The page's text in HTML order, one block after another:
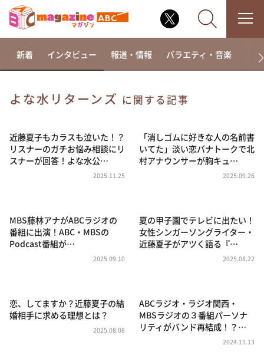
相席食堂
これ余談なんですけど・・・
～人生密着トークバラエティ！～ やすとものいたっ
news おかえり
河合＆A.B.C-Z塚田×福井アナ「なんでやねん！？」
（news おかえり）
朝だ！生です旅サラダ
教えて！ニュースライブ 正義のミカタ
新着 インタビュー 報道・情報 バラエティ・音楽 ド
よな水リターンズ に関する記事
近藤夏子もカラスも泣いた！？
リスナーのガチお悩み相談にリ
スナーが回答！よな水公…
2025.11.25
「消しゴムに好きな人の名前書
いてた」淡い恋バナトークで北
村アナウンサーが胸キュ…
2025.09.26
MBS藤林アナがABCラジオの
番組に出演！ABC・MBSの
Podcast番組が…
2025.09.10
夏の甲子園でテレビに出たい！
女性シンガーソングライター・
近藤夏子がアツく語る『…
2025.08.22
恋、してますか？近藤夏子の結
婚相手に求める理想とは？
2025.08.08
ABCラジオ・ラジオ関西・
MBSラジオの３番組パーソナ
リティがバンド再結成！？…
2024.11.13